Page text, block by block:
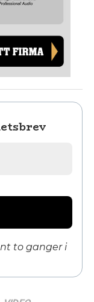
to ganger i